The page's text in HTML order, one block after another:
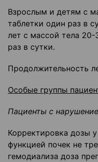
Взрослым и детям с
таблетки один раз в
лет с массой тела 20-
раз в сутки.
Продолжительность
Особые группы
Пациенты с
Корректировка дозы
функцией почек не
гемодиализа доза